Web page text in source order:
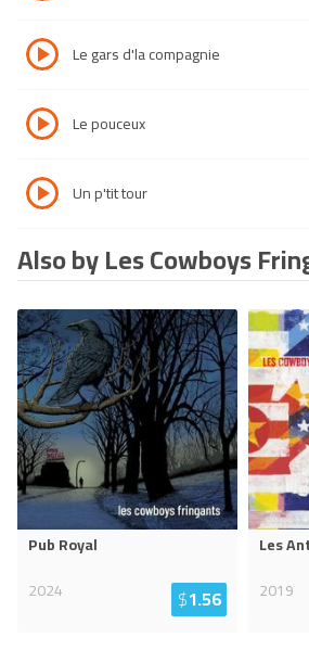
Le gars d'la compagnie
Le pouceux
Un p'tit tour
Also by Les Cowboys
Pub Royal
2024
$1.56
Les
2019